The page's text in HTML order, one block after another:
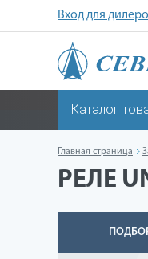
Вход для
Каталог
Главная страница
РЕЛЕ